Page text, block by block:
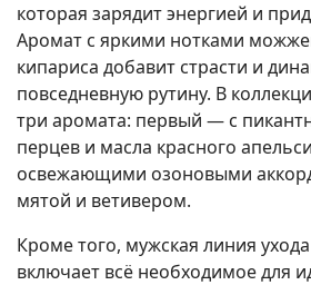
которая зарядит энергией и
Аромат с яркими нотками
кипариса добавит страсти и
повседневную рутину. В
три аромата: первый — с
перцев и масла красного
освежающими озоновыми
мятой и ветивером.
Кроме того, мужская линия
включает всё необходимое для